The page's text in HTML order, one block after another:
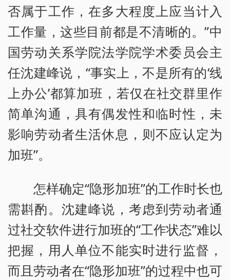
否属于工作，在多大程度上应当计入
工作量，这些目前都是不清晰的。”中
国劳动关系学院法学院学术委员会主
任沈建峰说，“事实上，不是所有的‘线
上办公’都算加班，若仅在社交群里作
简单沟通，具有偶发性和临时性，未
影响劳动者生活休息，则不应认定为
加班”。
怎样确定“隐形加班”的工作时长也
需斟酌。沈建峰说，考虑到劳动者通
过社交软件进行加班的“工作状态”难以
把握，用人单位不能实时进行监督，
而且劳动者在“隐形加班”的过程中也可